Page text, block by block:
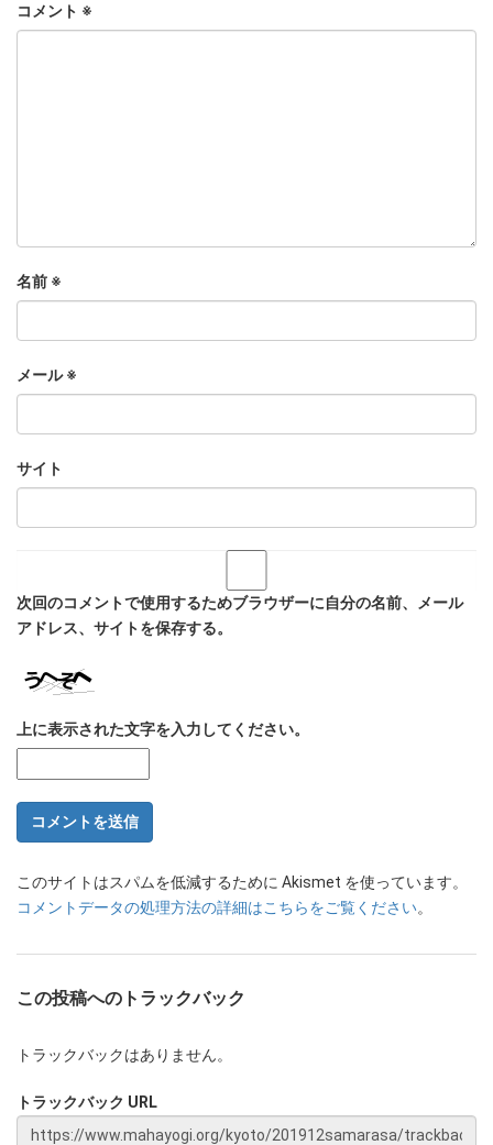
コメント ※
名前 ※
メール※
サイト
次回のコメントで使用するためブラウザーに自分の名前、メール
アドレス、サイトを保存する。
上に表示された文字を入力してください。
このサイトはスパムを低減するために Akismet を使っています。
コメントデータの処理方法の詳細はこちらをご覧ください。
この投稿へのトラックバック
トラックバックはありません。
トラックバック URL